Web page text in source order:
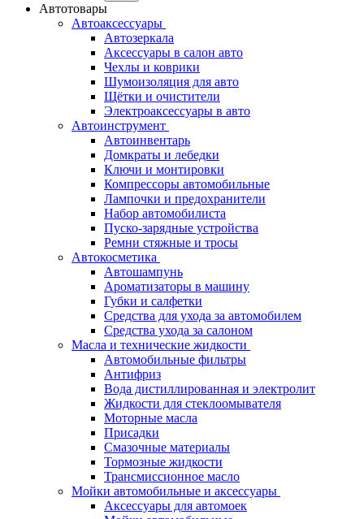
Автотовары
Автоаксессуары
Автозеркала
Аксессуары в салон авто
Чехлы и коврики
Шумоизоляция для авто
Щётки и очистители
Электроаксессуары в авто
Автоинструмент
Автоинвентарь
Домкраты и лебедки
Ключи и монтировки
Компрессоры автомобильные
Лампочки и предохранители
Набор автомобилиста
Пуско-зарядные устройства
Ремни стяжные и тросы
Автокосметика
Автошампунь
Ароматизаторы в машину
Губки и салфетки
Средства для ухода за автомобилем
Средства ухода за салоном
Масла и технические жидкости
Автомобильные фильтры
Антифриз
Вода дистиллированная и электролит
Жидкости для стеклоомывателя
Моторные масла
Присадки
Смазочные материалы
Тормозные жидкости
Трансмиссионное масло
Мойки автомобильные и аксессуары
Аксессуары для автомоек